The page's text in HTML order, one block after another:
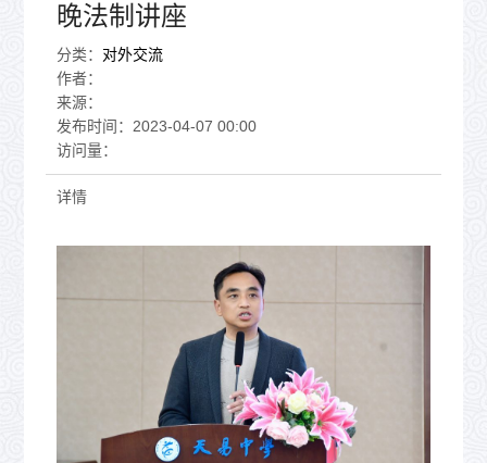
晚法制讲座
分类： 对外交流
作者：
来源：
发布时间： 2023-04-07 00:00
访问量：
详情